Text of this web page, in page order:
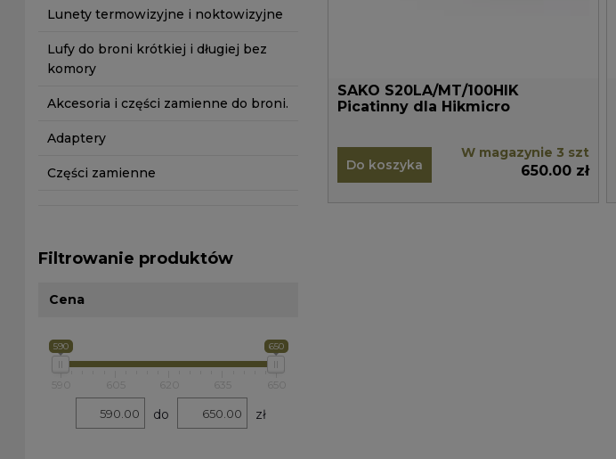
Lunety termowizyjne i noktowizyjne
Lufy do broni krótkiej i długiej bez
komory
Akcesoria i części zamienne do broni.
Adaptery
Części zamienne
Filtrowanie produktów
Cena
590 650
590 605 620 635 650
do zł
SAKO S20LA/MT/100HIK
Picatinny dla Hikmicro
Do koszyka
W magazynie 3 szt
650.00 zł